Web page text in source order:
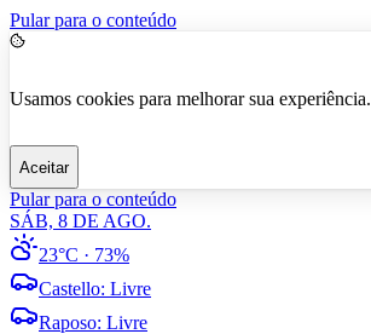
Pular para o conteúdo
Usamos cookies para melhorar sua experiência.
Aceitar
Pular para o conteúdo
SÁB, 8 DE AGO.
23°C · 73%
Castello: Livre
Raposo: Livre